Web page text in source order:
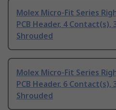
Molex Micro-Fit Series
PCB Header, 4 Contact(s),
Shrouded
Molex Micro-Fit Series
PCB Header, 6 Contact(s),
Shrouded